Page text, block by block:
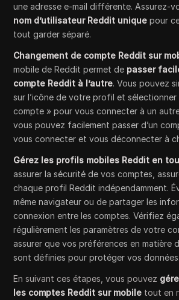
une adresse e-mail différente. Assurez-
nom d’utilisateur Reddit unique pour
tout garder séparé.
Changement de compte Reddit sur
mobile de Reddit permet de passer
compte Reddit à l’autre. Vous pouvez
sur l’icône de votre profil et sélectionner
compte » pour vous connecter à un
vous pouvez facilement passer d’un
vous connecter et vous déconnecter à
Gérez les profils mobiles Reddit en
assurer la sécurité de vos comptes,
chaque profil Reddit indépendamment.
même navigateur ou de partager les
connexion entre les comptes. Vérifiez
régulièrement les paramètres de votre
assurer que vos préférences en matière
sont définies pour protéger vos données.
En suivant ces étapes, vous pouvez
les comptes Reddit sur mobile tout en